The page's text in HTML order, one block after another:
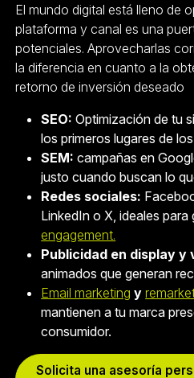
El mundo digital está lleno de
plataforma y canal es una
potenciales. Aprovecharlas
la diferencia en cuanto a la
retorno de inversión deseado
SEO: Optimización de tu
los primeros lugares de
SEM: campañas en
justo cuando buscan lo
Redes sociales:
LinkedIn o X, ideales
engagement.
Publicidad en display y
animados que generan
Email marketing y
mantienen a tu marca
consumidor.
Solicita una asesoría